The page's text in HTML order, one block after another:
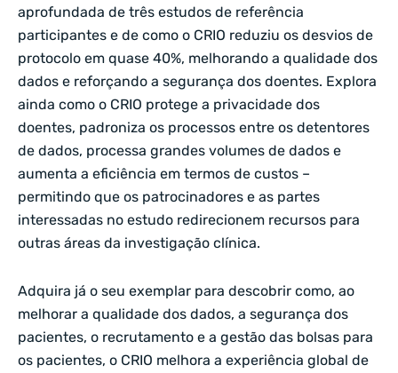
aprofundada de três estudos de referência
participantes e de como o CRIO reduziu os desvios de
protocolo em quase 40%, melhorando a qualidade dos
dados e reforçando a segurança dos doentes. Explora
ainda como o CRIO protege a privacidade dos
doentes, padroniza os processos entre os detentores
de dados, processa grandes volumes de dados e
aumenta a eficiência em termos de custos –
permitindo que os patrocinadores e as partes
interessadas no estudo redirecionem recursos para
outras áreas da investigação clínica.
Adquira já o seu exemplar para descobrir como, ao
melhorar a qualidade dos dados, a segurança dos
pacientes, o recrutamento e a gestão das bolsas para
os pacientes, o CRIO melhora a experiência global de